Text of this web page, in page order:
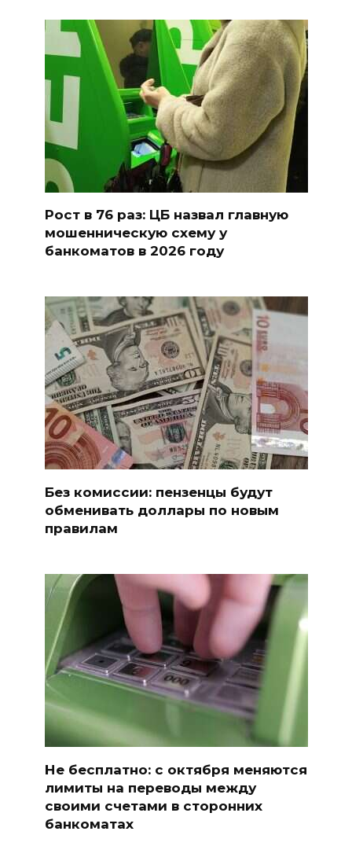
Рост в 76 раз: ЦБ назвал главную
мошенническую схему у
банкоматов в 2026 году
Без комиссии: пензенцы будут
обменивать доллары по новым
правилам
Не бесплатно: с октября меняются
лимиты на переводы между
своими счетами в сторонних
банкоматах